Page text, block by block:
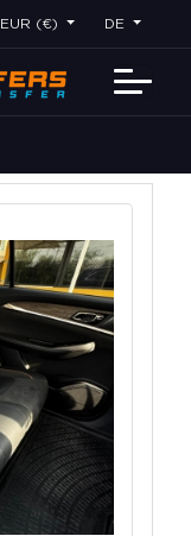
EUR (€) DE